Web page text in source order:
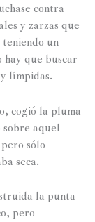
contra
y zarzas que
un
hay que buscar
límpidas.
cogió la pluma
sobre aquel
sólo
seca.
la punta
pero